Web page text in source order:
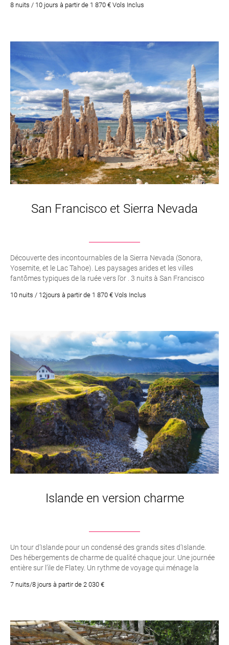
!. Des paysages variés à découvrir à son rythme
8 nuits / 10 jours à partir de 1 870 € Vols Inclus
San Francisco et Sierra Nevada
Découverte des incontournables de la Sierra Nevada (Sonora,
Yosemite, et le Lac Tahoe). Les paysages arides et les villes
fantômes typiques de la ruée vers l’or . 3 nuits à San Francisco
10 nuits / 12jours à partir de 1 870 € Vols Inclus
Islande en version charme
Un tour d’Islande pour un condensé des grands sites d’Islande.
Des hébergements de charme de qualité chaque jour. Une journée
entière sur l’ile de Flatey. Un rythme de voyage qui ménage la
7 nuits/8 jours à partir de 2 030 €